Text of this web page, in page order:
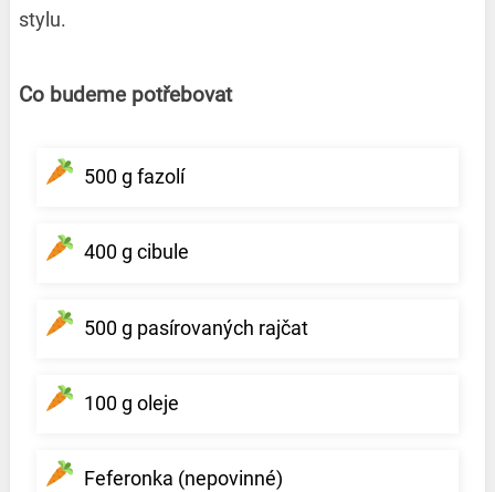
stylu.
Co budeme potřebovat
500 g fazolí
400 g cibule
500 g pasírovaných rajčat
100 g oleje
Feferonka (nepovinné)